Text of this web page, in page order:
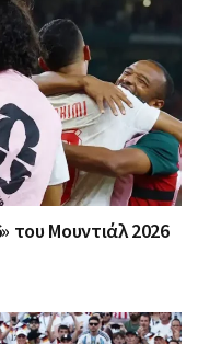
του Μουντιάλ 2026